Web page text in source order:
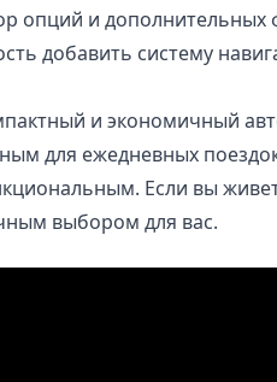
опций и
добавить систему
и экономичный
для ежедневных
Если вы
выбором для вас.